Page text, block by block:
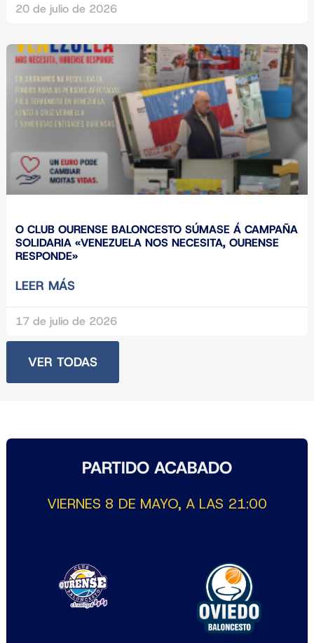
20 de julio de 2026
O CLUB OURENSE BALONCESTO SÚMASE Á CAMPAÑA
SOLIDARIA «VENEZUELA NOS NECESITA, OURENSE
RESPONDE»
LEER MÁS
17 de julio de 2026
VER TODAS
PARTIDO ACABADO
VIERNES 8 DE MAYO, A LAS 21:00